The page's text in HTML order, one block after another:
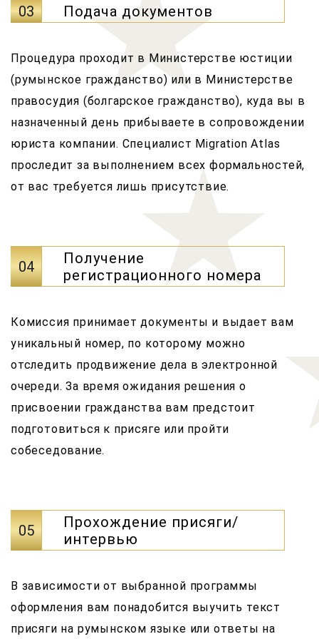
04
Получение
регистрационного номера
Комиссия принимает документы и выдает вам
уникальный номер, по которому можно
отследить продвижение дела в электронной
очереди. За время ожидания решения о
присвоении гражданства вам предстоит
подготовиться к присяге или пройти
собеседование.
03 Подача документов
Процедура проходит в Министерстве юстиции
(румынское гражданство) или в Министерстве
правосудия (болгарское гражданство), куда вы в
назначенный день прибываете в сопровождении
юриста компании. Специалист Migration Atlas
проследит за выполнением всех формальностей,
от вас требуется лишь присутствие.
05
Прохождение присяги/
интервью
В зависимости от выбранной программы
оформления вам понадобится выучить текст
присяги на румынском языке или ответы на